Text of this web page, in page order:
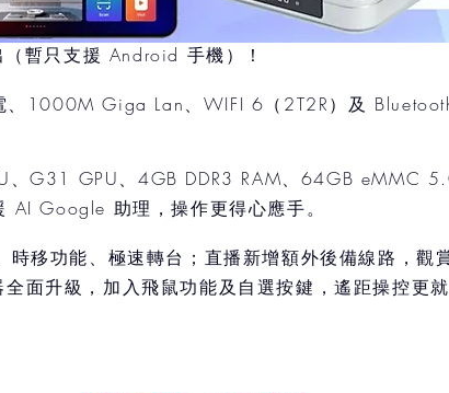
暫只支援 Android 手機）！
1000M Giga Lan、WIFI 6（2T2R）及
G31 GPU、4GB DDR3 RAM、64GB eMMC
Google 助理，操作更得心應手。
時移功能、極速轉台；直播新增額外後備線路，
面升級，加入飛鼠功能及自選按鍵，遙距操控更就